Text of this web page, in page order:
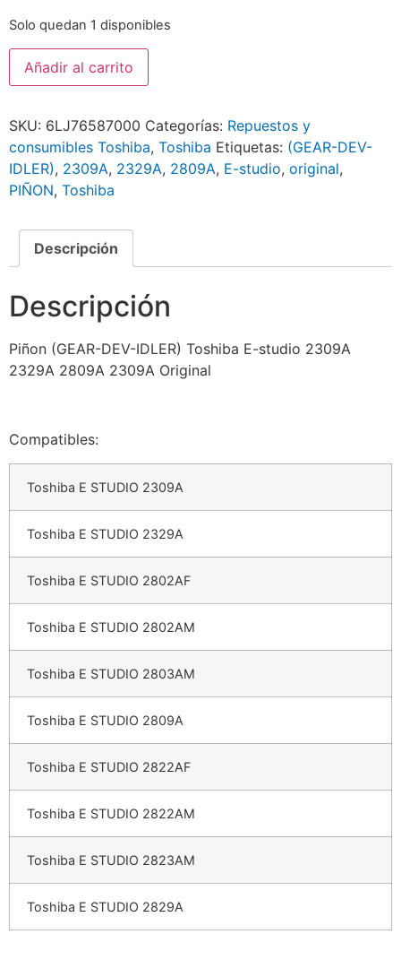
Solo quedan 1 disponibles
Añadir al carrito
SKU: 6LJ76587000 Categorías: Repuestos y
consumibles Toshiba, Toshiba Etiquetas: (GEAR-DEV-
IDLER), 2309A, 2329A, 2809A, E-studio, original,
PIÑON, Toshiba
Descripción
Descripción
Piñon (GEAR-DEV-IDLER) Toshiba E-studio 2309A
2329A 2809A 2309A Original
Compatibles:
Toshiba E STUDIO 2309A
Toshiba E STUDIO 2329A
Toshiba E STUDIO 2802AF
Toshiba E STUDIO 2802AM
Toshiba E STUDIO 2803AM
Toshiba E STUDIO 2809A
Toshiba E STUDIO 2822AF
Toshiba E STUDIO 2822AM
Toshiba E STUDIO 2823AM
Toshiba E STUDIO 2829A